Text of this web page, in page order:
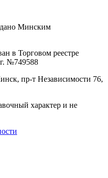
Минским
в Торговом реестре
№749588
пр-т Независимости 76,
характер и не